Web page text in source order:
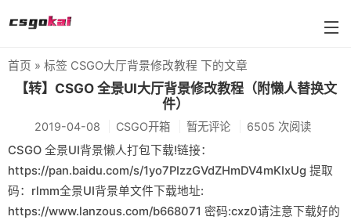
farmskins
88dog
flamecases
88hash-jp
首页 » 标签 CSGO大厅背景修改教程 下的文章
【转】CSGO 全景UI大厅背景修改教程（附懒人替换文
件）
2019-04-08 CSGO开箱 暂无评论 6505 次阅读
CSGO 全景UI背景懒人打包下载!链接：
https://pan.baidu.com/s/1yo7PIzzGVdZHmDV4mKIxUg 提取
码：rlmm全景UI背景单文件下载地址:
https://www.lanzous.com/b668071 密码:cxz0请注意下载好的